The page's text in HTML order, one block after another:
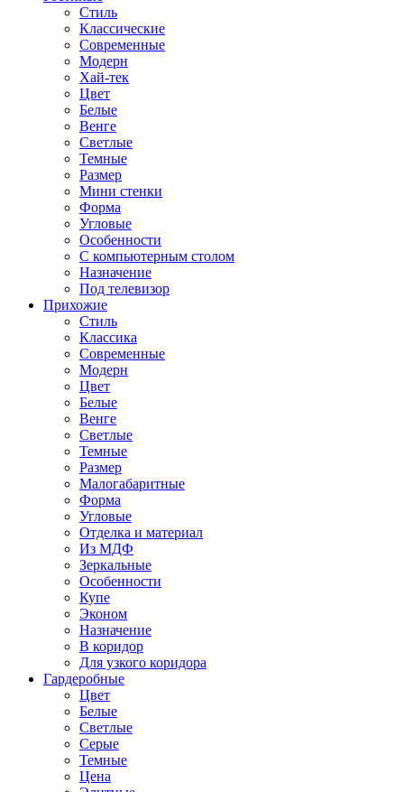
Стиль
Классические
Современные
Модерн
Хай-тек
Цвет
Белые
Венге
Светлые
Темные
Размер
Мини стенки
Форма
Угловые
Особенности
С компьютерным столом
Назначение
Под телевизор
Прихожие
Стиль
Классика
Современные
Модерн
Цвет
Белые
Венге
Светлые
Темные
Размер
Малогабаритные
Форма
Угловые
Отделка и материал
Из МДФ
Зеркальные
Особенности
Купе
Эконом
Назначение
В коридор
Для узкого коридора
Гардеробные
Цвет
Белые
Светлые
Серые
Темные
Цена